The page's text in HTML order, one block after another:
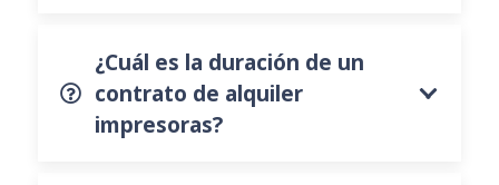
¿Cuál es la duración de un
contrato de alquiler
impresoras?